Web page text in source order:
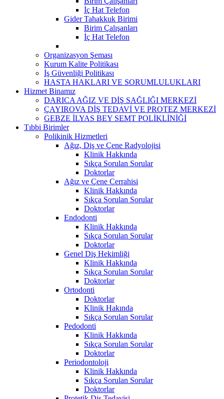
İç Hat Telefon
Gider Tahakkuk Birimi
Birim Çalışanları
İç Hat Telefon
Organizasyon Şeması
Kurum Kalite Politikası
İş Güvenliği Politikası
HASTA HAKLARI VE SORUMLULUKLARI
Hizmet Binamız
DARICA AĞIZ VE DİŞ SAĞLIĞI MERKEZİ
ÇAYIROVA DİŞ TEDAVİ VE PROTEZ MERKEZİ
GEBZE İLYAS BEY SEMT POLİKLİNİĞİ
Tıbbi Birimler
Polikinik Hizmetleri
Ağız, Diş ve Çene Radyolojisi
Klinik Hakkında
Sıkça Sorulan Sorular
Doktorlar
Ağız ve Çene Cerrahisi
Klinik Hakkında
Sıkça Sorulan Sorular
Doktorlar
Endodonti
Klinik Hakkında
Sıkça Sorulan Sorular
Doktorlar
Genel Diş Hekimliği
Klinik Hakkında
Sıkça Sorulan Sorular
Doktorlar
Ortodonti
Doktorlar
Klinik Hakında
Sıkça Sorulan Sorular
Pedodonti
Klinik Hakkında
Sıkça Sorulan Sorular
Doktorlar
Periodontoloji
Klinik Hakkında
Sıkça Sorulan Sorular
Doktorlar